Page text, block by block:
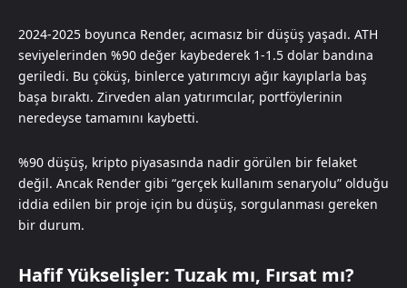
2024-2025 boyunca Render, acımasız bir düşüş yaşadı. ATH
seviyelerinden %90 değer kaybederek 1-1.5 dolar bandına
geriledi. Bu çöküş, binlerce yatırımcıyı ağır kayıplarla baş
başa bıraktı. Zirveden alan yatırımcılar, portföylerinin
neredeyse tamamını kaybetti.
%90 düşüş, kripto piyasasında nadir görülen bir felaket
değil. Ancak Render gibi “gerçek kullanım senaryolu” olduğu
iddia edilen bir proje için bu düşüş, sorgulanması gereken
bir durum.
Hafif Yükselişler: Tuzak mı, Fırsat mı?